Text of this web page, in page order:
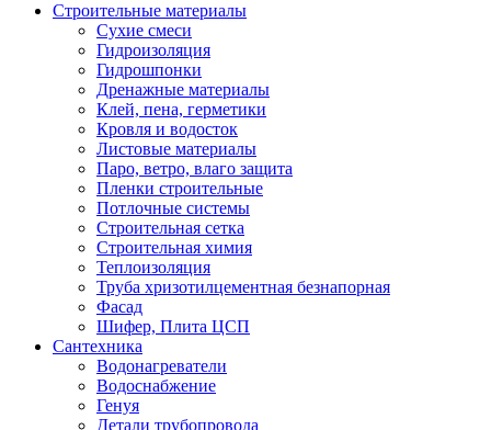
Строительные материалы
Сухие смеси
Гидроизоляция
Гидрошпонки
Дренажные материалы
Клей, пена, герметики
Кровля и водосток
Листовые материалы
Паро, ветро, влаго защита
Пленки строительные
Потлочные системы
Строительная сетка
Строительная химия
Теплоизоляция
Труба хризотилцементная безнапорная
Фасад
Шифер, Плита ЦСП
Сантехника
Водонагреватели
Водоснабжение
Генуя
Детали трубопровода